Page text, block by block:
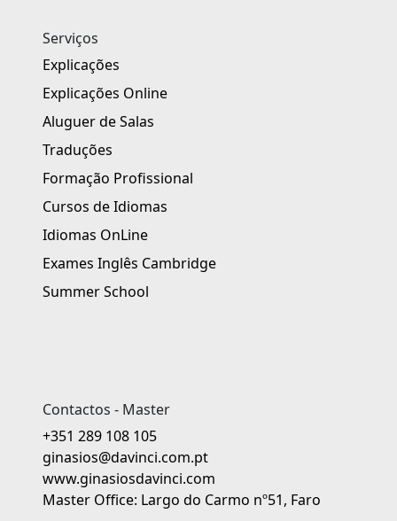
Serviços
Explicações
Explicações Online
Aluguer de Salas
Traduções
Formação Profissional
Cursos de Idiomas
Idiomas OnLine
Exames Inglês Cambridge
Summer School
Contactos - Master
+351 289 108 105
ginasios@davinci.com.pt
www.ginasiosdavinci.com
Master Office: Largo do Carmo nº51, Faro